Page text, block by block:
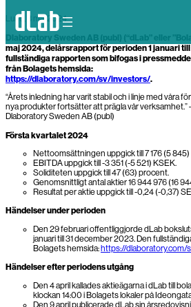
to
content
Lund, 3 maj 2024
Dlaboratory Sweden AB (publ) (“dLab” eller
maj 2024, delårsrapport för perioden 1 januari
fullständiga rapporten som bifogas i
från Bolagets hemsida:
https://dlaboratory.com/sv/investors/.
“Årets inledning har varit stabil och i linje med våra
nya produkter fortsätter att prägla vår verksamhet.”
Dlaboratory Sweden AB (publ)
Första kvartalet 2024
Nettoomsättningen uppgick till 7 176 (5 845)
EBITDA uppgick till -3 351 (-5 521) KSEK.
Soliditeten uppgick till 47 (63) procent.
Genomsnittligt antal aktier 16 944 976 (16
Resultat per aktie uppgick till -0,24 (-0,37)
Händelser under perioden
Den 29 februari offentliggjorde dLab
januari till 31 december 2023. Den
Bolagets hemsida:https://
Händelser efter periodens utgång
Den 4 april kallades aktieägarna i dLab till
klockan 14:00 i Bolagets lokaler på
Den 9 april publicerade dLab sin